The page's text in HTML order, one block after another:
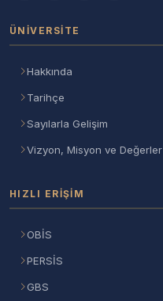
ÜNIVERSITE
Hakkında
Tarihçe
Sayılarla Gelişim
Vizyon, Misyon ve Değerler
HIZLI ERIŞIM
OBİS
PERSİS
GBS